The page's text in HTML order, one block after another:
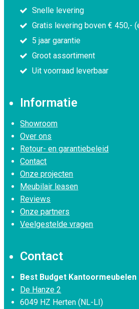
Snelle levering
Gratis levering boven € 450,-
5 jaar garantie
Groot assortiment
Uit voorraad leverbaar
Informatie
Showroom
Over ons
Retour- en garantiebeleid
Contact
Onze projecten
Meubilair leasen
Reviews
Onze partners
Veelgestelde vragen
Contact
Best Budget Kantoormeubelen
De Hanze 2
6049 HZ Herten (NL-LI)